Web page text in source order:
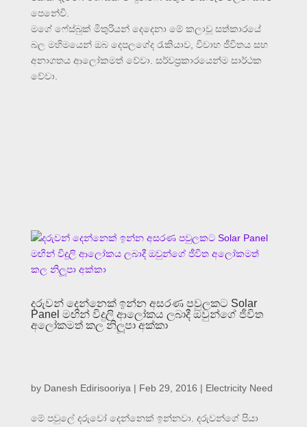
පෙනේවි.
මගේ ෆේස්බුක් මිතුරියන් දෙදෙනා මේ කලාවූ සත්කාරයේ
බල මහිමයෙන් ඔබ දෙපලගේද රැකියාව, විවාහ ජීවිතය සහ
අනාගතය ආලෝකමත් වේවා. සර්වප්‍රකාරයෙන්ම සාර්ථක
වේවා.
දරුවන් දෙන්නෙක් ඉන්න අසරණ පවුලකට Solar
Panel මඟින් විදුලි ආලෝකය ලබාදී ඔවුන්ගේ ජීවිත
අලෝකමත් කල නිලූපා අක්කා
by Danesh Edirisooriya | Feb 29, 2016 | Electricity Need
මේ පවුලේ දරුවෝ දෙන්නෙක් ඉන්නවා. දරුවන්ගේ පියා